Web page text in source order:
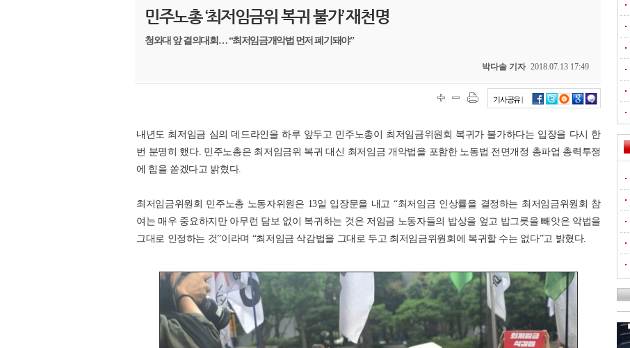
민주노총 ‘최저임금위 복귀 불가’ 재천명
청와대 앞 결의대회… “최저임금개악법 먼저 폐기돼야”
박다솔 기자 2018.07.13 17:49
기사공유 |
내년도 최저임금 심의 데드라인을 하루 앞두고 민주노총이 최저임금위원회 복귀가 불가하다는 입장을 다시 한
번 분명히 했다. 민주노총은 최저임금위 복귀 대신 최저임금 개악법을 포함한 노동법 전면개정 총파업 총력투쟁
에 힘을 쏟겠다고 밝혔다.
최저임금위원회 민주노총 노동자위원은 13일 입장문을 내고 “최저임금 인상률을 결정하는 최저임금위원회 참
여는 매우 중요하지만 아무런 담보 없이 복귀하는 것은 저임금 노동자들의 밥상을 엎고 밥그릇을 빼앗은 악법을
그대로 인정하는 것”이라며 “최저임금 삭감법을 그대로 두고 최저임금위원회에 복귀할 수는 없다”고 밝혔다.